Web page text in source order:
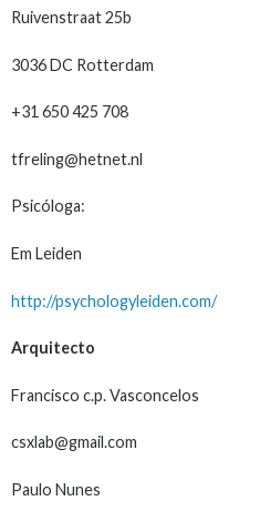
Ruivenstraat 25b
3036 DC Rotterdam
+31 650 425 708
tfreling@hetnet.nl
Psicóloga:
Em Leiden
http://psychologyleiden.com/
Arquitecto
Francisco c.p. Vasconcelos
csxlab@gmail.com
Paulo Nunes